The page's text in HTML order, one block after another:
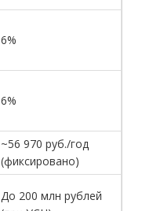
6%
6%
~56 970 руб./год
(фиксировано)
До 200 млн рублей